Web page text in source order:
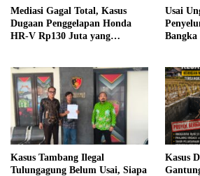
Mediasi Gagal Total, Kasus
Dugaan Penggelapan Honda
HR-V Rp130 Juta yang
Usai
Kasus Tambang Ilegal
Tulungagung Belum Usai, Siapa
Kasus